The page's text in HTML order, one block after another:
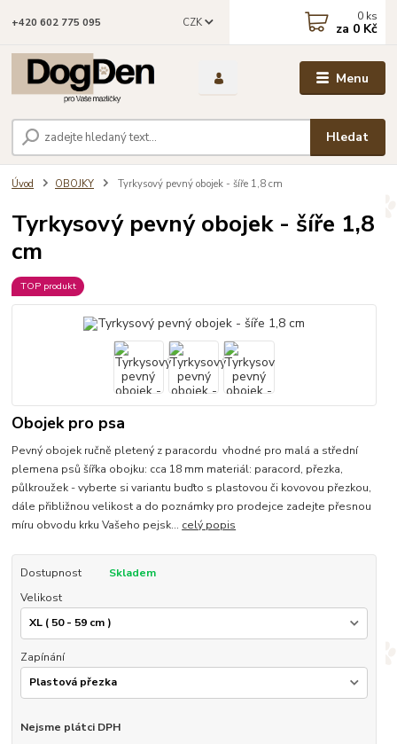
Menu
CZK
Hledat
+420 602 775 095 0 ks
za 0 Kč
Úvod OBOJKY Tyrkysový pevný obojek - šíře 1,8 cm
Tyrkysový pevný obojek - šíře 1,8
cm
TOP produkt
Obojek pro psa
Pevný obojek ručně pletený z paracordu vhodné pro malá a střední
plemena psů šířka obojku: cca 18 mm materiál: paracord, přezka,
půlkroužek - vyberte si variantu buďto s plastovou či kovovou přezkou,
dále přibližnou velikost a do poznámky pro prodejce zadejte přesnou
míru obvodu krku Vašeho pejsk... celý popis
Dostupnost
Skladem
Velikost
Zapínání
Nejsme plátci DPH